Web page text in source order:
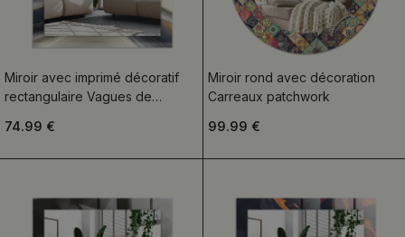
Miroir avec imprimé décoratif
rectangulaire Vagues de
74.99 €
Miroir rond avec décoration
Carreaux patchwork
99.99 €